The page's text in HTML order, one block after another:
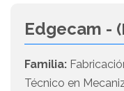
Edgecam -
Familia:
Técnico en